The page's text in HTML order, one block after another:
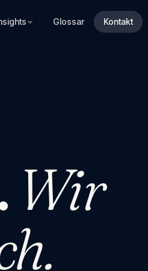
Glossar Kontakt
Wir